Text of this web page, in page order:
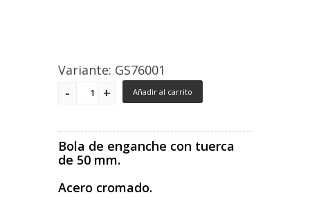
Variante: GS76001
Añadir al carrito
Bola de enganche con tuerca
de 50 mm.
Acero cromado.